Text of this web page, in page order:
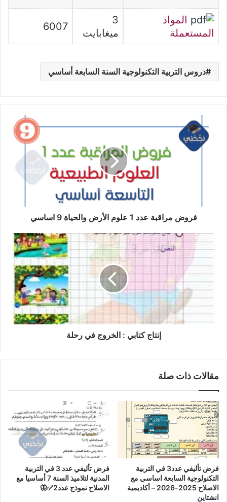
المواد
المستعملة
3
ميغابايت
6007
دروس التربية التكنولوجية السنة السابعة أساسي
مراقبة
اساسي
فروض مراقبة عدد 1 علوم الأرض والحياة 9 اساسي
كتابي
في
رحلة
إنتاج كتابي : الخروج في رحلة
مقالات ذات صلة
فرض تأليفي عدد3 في التربية
التكنولوجية السابعة اساسي مع
الاصلاح 2025-2026 – أكاديمية
انشتاين
فرض تأليفي عدد 3 في التربية
المدنية لتلاميذ السنة 7 أساسيا مع
الاصلاح نموذج عدد2✅🦋